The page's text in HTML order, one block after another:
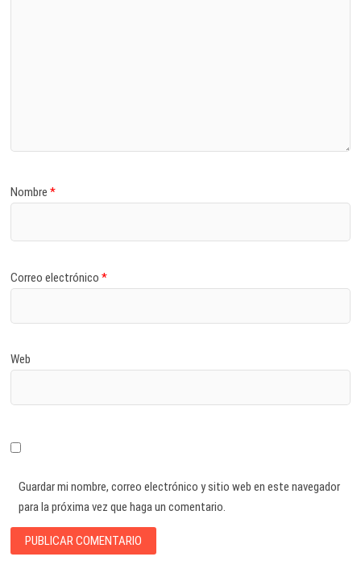
Nombre*
Correo electrónico*
Web
Guardar mi nombre, correo electrónico y sitio web en este navegador
para la próxima vez que haga un comentario.